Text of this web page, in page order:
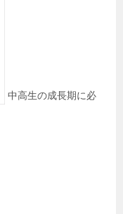
中高生の成長期に必